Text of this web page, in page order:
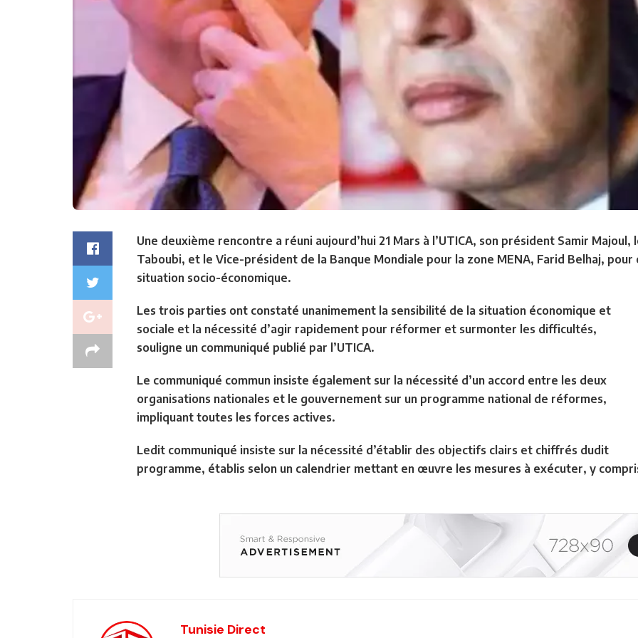
Une deuxième rencontre a réuni aujourd’hui 21 Mars à l’UTICA, son président Samir
Taboubi, et le Vice-président de la Banque Mondiale pour la zone MENA, Farid Belhaj,
situation socio-économique.
Les trois parties ont constaté unanimement la sensibilité de la situation économique et
sociale et la nécessité d’agir rapidement pour réformer et surmonter les difficultés,
souligne un communiqué publié par l’UTICA.
Le communiqué commun insiste également sur la nécessité d’un accord entre les deux
organisations nationales et le gouvernement sur un programme national de réformes,
impliquant toutes les forces actives.
Ledit communiqué insiste sur la nécessité d’établir des objectifs clairs et chiffrés dudit
programme, établis selon un calendrier mettant en œuvre les mesures à exécuter, y
Tunisie Direct